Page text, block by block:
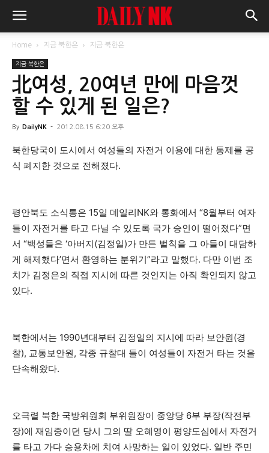
Home 지금 북한은 지금 북한은
지금 북한은
北여성, 20여년 만에 마음껏
할 수 있게 된 일은?
By DailyNK - 2012.08.15 6:20 오후
북한당국이 도시에서 여성들의 자전거 이용에 대한 통제를 공
식 폐지한 것으로 전해졌다.
평안북도 소식통은 15일 데일리NK와 통화에서 “8월부터 여자
들이 자전거를 타고 다닐 수 있도록 국가 승인이 떨어졌다”면
서 “백성들은 ‘아버지(김정일)가 만든 벌칙을 그 아들이 대담하
게 해제했다’면서 환영하는 분위기”라고 말했다. 다만 이번 조
치가 김정은의 직접 지시에 따른 것인지는 아직 확인되지 않고
있다.
북한에서는 1990년대부터 김정일의 지시에 따라 보안원(경
찰), 교통보안원, 각종 규찰대 들이 여성들이 자전거 타는 것을
단속해왔다.
오극렬 북한 국방위원회 부위원장이 중앙당 6부 부장(작전부
장)에 재임중이던 당시 그의 딸 오혜영이 평양도심에서 자전거
를 타고 가다 승용차에 치여 사망하는 일이 있었다. 일반 주민